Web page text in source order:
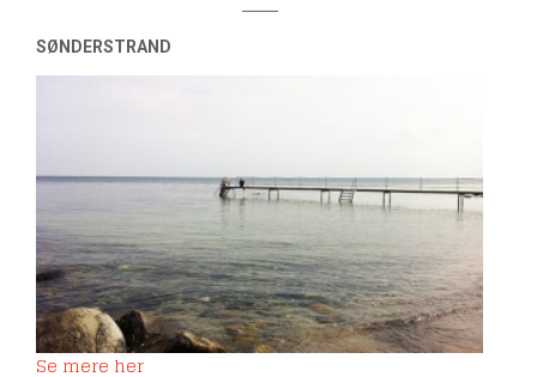
SØNDERSTRAND
Se mere her